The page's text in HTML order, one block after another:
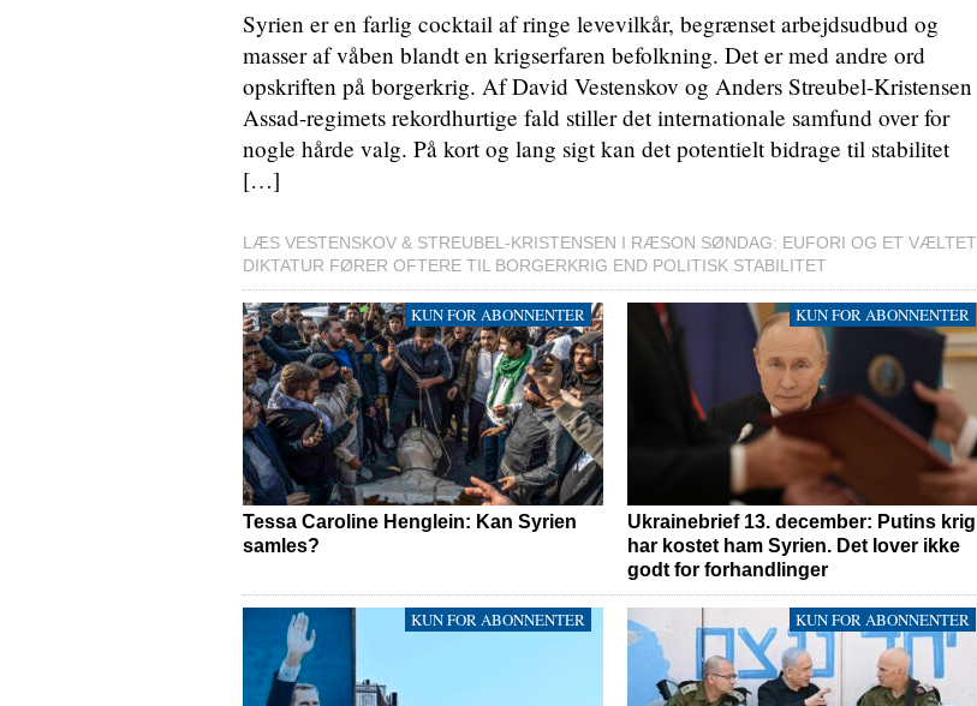
Syrien er en farlig cocktail af ringe levevilkår, begrænset arbejdsudbud og
masser af våben blandt en krigserfaren befolkning. Det er med andre ord
opskriften på borgerkrig. Af David Vestenskov og Anders Streubel-Kristensen
Assad-regimets rekordhurtige fald stiller det internationale samfund over for
nogle hårde valg. På kort og lang sigt kan det potentielt bidrage til stabilitet
[…]
LÆS VESTENSKOV & STREUBEL-KRISTENSEN I RÆSON SØNDAG: EUFORI OG ET VÆLTET
DIKTATUR FØRER OFTERE TIL BORGERKRIG END POLITISK STABILITET
KUN FOR ABONNENTER
Tessa Caroline Henglein: Kan Syrien
samles?
KUN FOR ABONNENTER
Ukrainebrief 13. december: Putins krig
har kostet ham Syrien. Det lover ikke
godt for forhandlinger
KUN FOR ABONNENTER KUN FOR ABONNENTER